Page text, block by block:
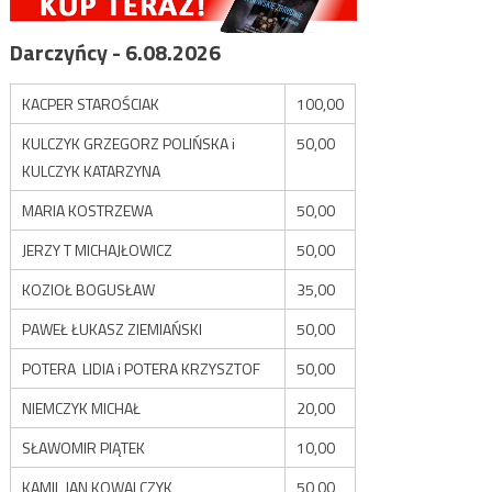
Darczyńcy - 6.08.2026
KACPER STAROŚCIAK
100,00
KULCZYK GRZEGORZ POLIŃSKA i
KULCZYK KATARZYNA
50,00
MARIA KOSTRZEWA
50,00
JERZY T MICHAJŁOWICZ
50,00
KOZIOŁ BOGUSŁAW
35,00
PAWEŁ ŁUKASZ ZIEMIAŃSKI
50,00
POTERA LIDIA i POTERA KRZYSZTOF
50,00
NIEMCZYK MICHAŁ
20,00
SŁAWOMIR PIĄTEK
10,00
KAMIL JAN KOWALCZYK
50,00